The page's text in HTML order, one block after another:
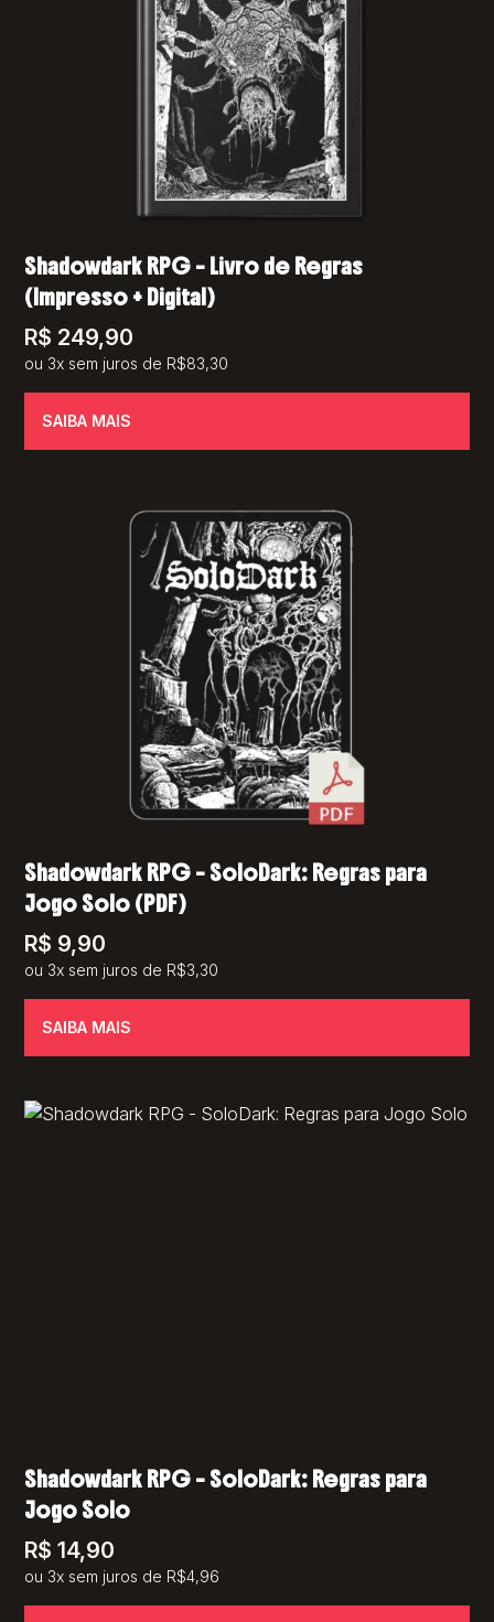
Shadowdark RPG – Livro de Regras
(Impresso + Digital)
R$ 249,90
ou 3x sem juros de R$83,30
SAIBA MAIS
Shadowdark RPG – SoloDark: Regras para
Jogo Solo (PDF)
R$ 9,90
ou 3x sem juros de R$3,30
SAIBA MAIS
Shadowdark RPG – SoloDark: Regras para
Jogo Solo
R$ 14,90
ou 3x sem juros de R$4,96